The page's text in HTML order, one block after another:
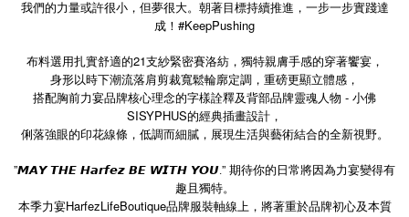
我們的力量或許很小，但夢很大。朝著目標持續推進，一步一步實踐達
成！ #KeepPushing
布料選用扎實舒適的21支紗緊密賽洛紡，獨特親膚手感的穿著饗宴，
身形以時下潮流落肩剪裁寬鬆輪廓定調，重磅更顯立體感，
搭配胸前力宴品牌核心理念的字樣詮釋及背部品牌靈魂人物 - 小佛
SISYPHUS的經典插畫設計，
俐落強眼的印花線條，低調而細膩，展現生活與藝術結合的全新視野。
”𝙈𝘼𝙔 𝙏𝙃𝙀 𝙃𝙖𝙧𝙛𝙚𝙯 𝘽𝙀 𝙒𝙄𝙏𝙃 𝙔𝙊𝙐.” 期待你的日常將因為力宴變得有
趣且獨特。
本季力宴HarfezLifeBoutique品牌服裝軸線上，將著重於品牌初心及本質